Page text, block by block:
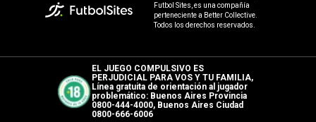
Futbol Sites, es una compañía
perteneciente a Better Collective.
Todos los derechos reservados.
EL JUEGO COMPULSIVO ES
PERJUDICIAL PARA VOS Y TU FAMILIA,
Línea gratuita de orientación al jugador
problemático: Buenos Aires Provincia
0800-444-4000, Buenos Aires Ciudad
0800-666-6006